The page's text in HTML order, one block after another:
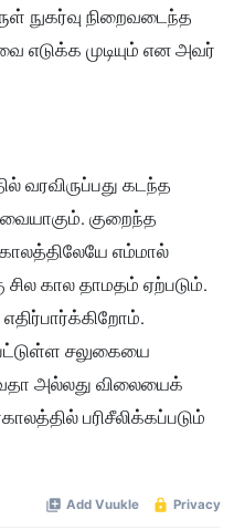
நுகர்வு நிறைவடைந்த
எடுக்க முடியும் என அவர்
வரவிருப்பது கடந்த
குறைந்த
எம்மால்
கால தாமதம் ஏற்படும்.
சலுகையை
அல்லது விலையைக்
பரிசீலிக்கப்படும்